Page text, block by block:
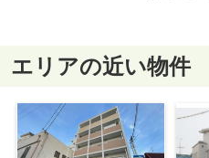
エリアの近い物件